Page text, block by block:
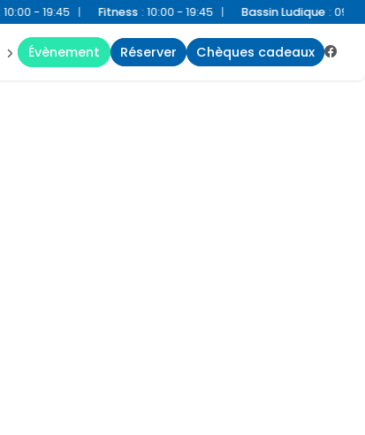
| Fitness :10:00 - 19:45 | Bassin Ludique:09:00 - 19:45
évènement réserver chèques cadeaux